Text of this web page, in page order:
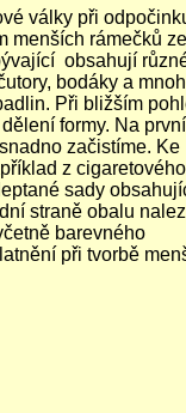
války při
menších rámečků ze
obsahují
bodáky a
Při bližším
formy. Na první
začistíme. Ke
z cigaretového
sady
straně obalu
barevného
při tvorbě